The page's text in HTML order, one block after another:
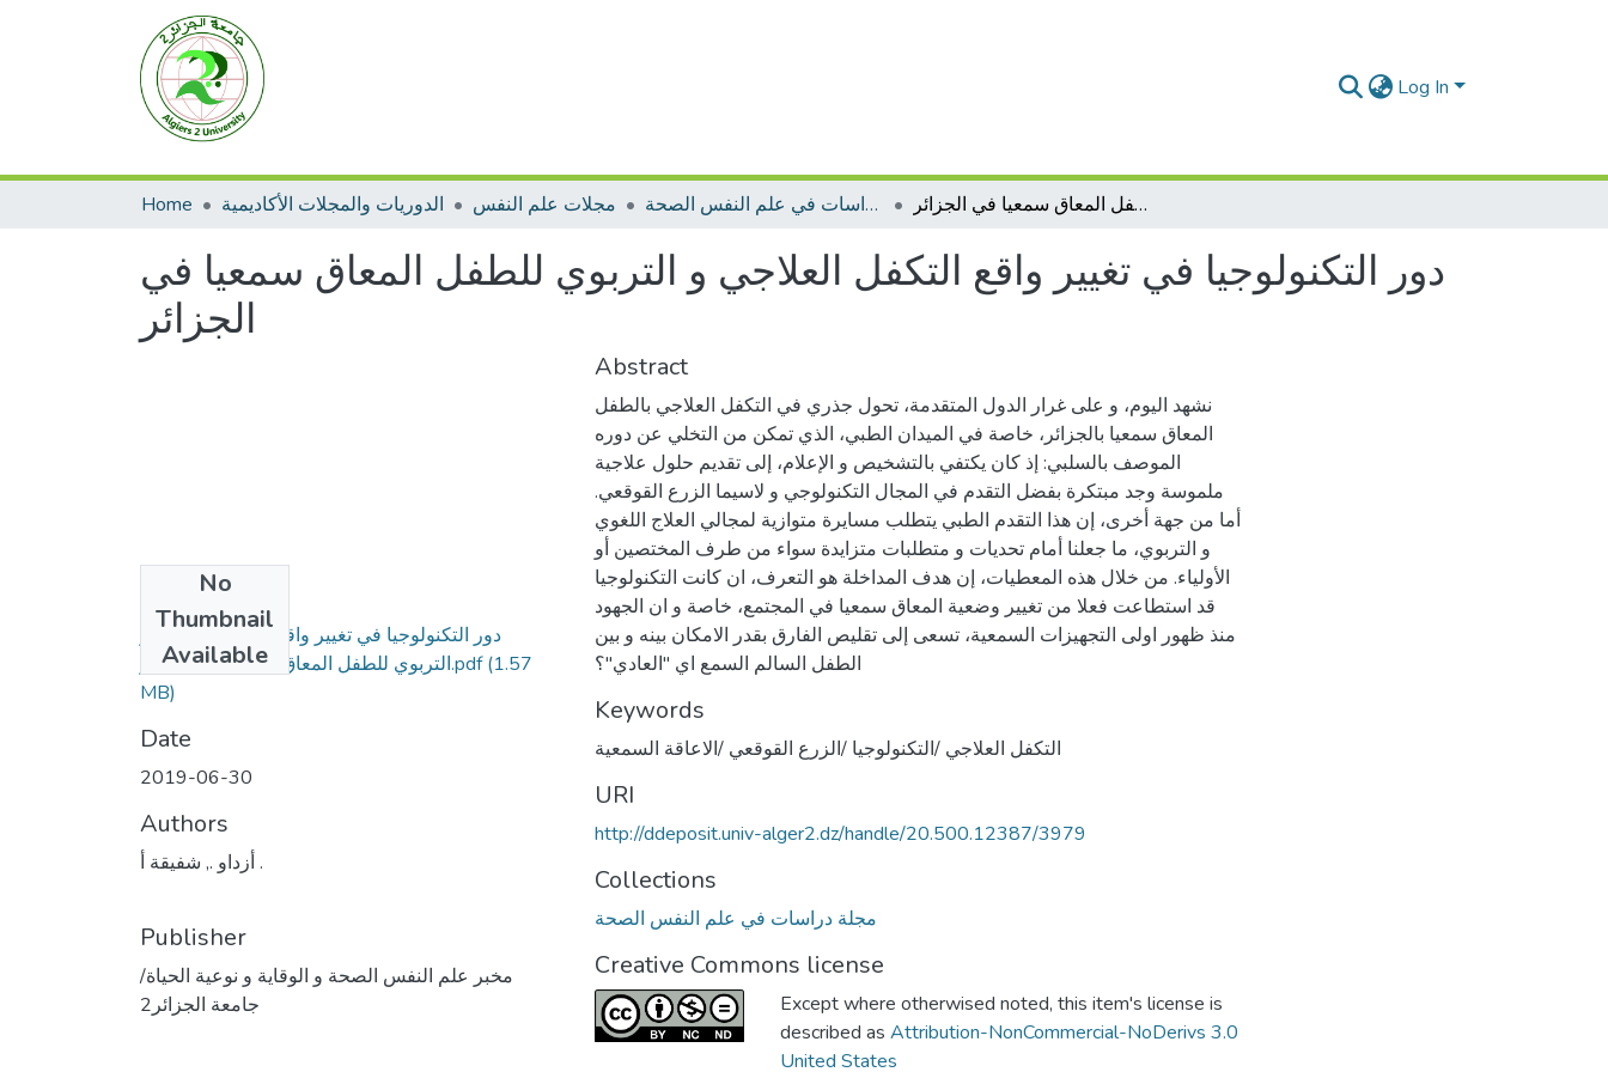
Log In
Home الدوريات والمجلات الأكاديمية مجلات علم النفس مجلة دراسات في علم النفس الصحة دور التكنولوجيا في تغيير واقع التكفل العلاجي و التربوي للطفل المعاق سمعيا في الجزائر
دور التكنولوجيا في تغيير واقع التكفل العلاجي و التربوي للطفل المعاق سمعيا في
الجزائر
No
Thumbnail
Available
دور التكنولوجيا في تغيير واقع التكفل العلاجي و
التربوي للطفل المعاق سمعيا في الجزائر.pdf(1.57
MB)
Date
2019-06-30
Authors
أزداو ., شفيقة أ .
Publisher
مخبر علم النفس الصحة و الوقاية و نوعية الحياة/
جامعة الجزائر2
Abstract
نشهد اليوم، و على غرار الدول المتقدمة، تحول جذري في التكفل العلاجي بالطفل
المعاق سمعيا بالجزائر، خاصة في الميدان الطبي، الذي تمكن من التخلي عن دوره
الموصف بالسلبي: إذ كان يكتفي بالتشخيص و الإعلام، إلى تقديم حلول علاجية
ملموسة وجد مبتكرة بفضل التقدم في المجال التكنولوجي و لاسيما الزرع القوقعي.
أما من جهة أخرى، إن هذا التقدم الطبي يتطلب مسايرة متوازية لمجالي العلاج اللغوي
و التربوي، ما جعلنا أمام تحديات و متطلبات متزايدة سواء من طرف المختصين أو
الأولياء. من خلال هذه المعطيات، إن هدف المداخلة هو التعرف، ان كانت التكنولوجيا
قد استطاعت فعلا من تغيير وضعية المعاق سمعيا في المجتمع، خاصة و ان الجهود
منذ ظهور اولى التجهيزات السمعية، تسعى إلى تقليص الفارق بقدر الامكان بينه و بين
الطفل السالم السمع اي "العادي"؟
Keywords
التكفل العلاجي /التكنولوجيا /الزرع القوقعي /الاعاقة السمعية
URI
http://ddeposit.univ-alger2.dz/handle/20.500.12387/3979
Collections
مجلة دراسات في علم النفس الصحة
Creative Commons license
Except where otherwised noted, this item's license is
described as Attribution-NonCommercial-NoDerivs 3.0
United States